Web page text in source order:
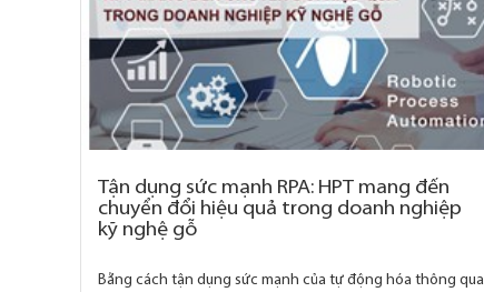
Tận dụng sức mạnh RPA: HPT mang đến
chuyển đổi hiệu quả trong doanh nghiệp
kỹ nghệ gỗ
Bằng cách tận dụng sức mạnh của tự động hóa thông qua